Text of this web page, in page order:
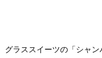
グラススイーツの「シャ